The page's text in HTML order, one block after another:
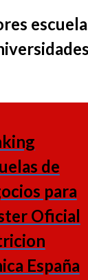
de materias
de una
la misma forma
de
para
Oficial
España